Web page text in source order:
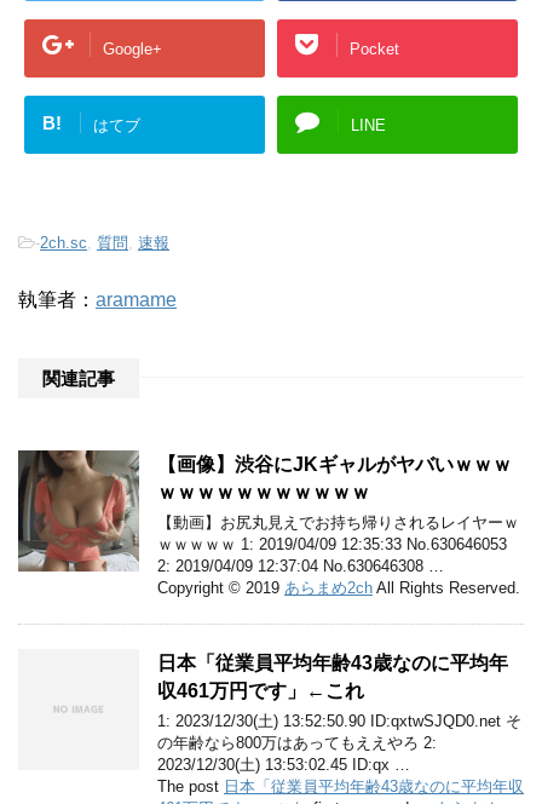
Google+ Pocket
B! はてブ LINE
-2ch.sc, 質問 , 速報
執筆者： aramame
関連記事
【画像】渋谷にJKギャルがヤバいｗｗｗ
ｗｗｗｗｗｗｗｗｗｗｗ
【動画】お尻丸見えでお持ち帰りされるレイヤーｗ
ｗｗｗｗｗ 1: 2019/04/09 12:35:33 No.630646053
2: 2019/04/09 12:37:04 No.630646308 …
Copyright © 2019 あらまめ2ch All Rights Reserved.
日本「従業員平均年齢43歳なのに平均年
収461万円です」←これ
1: 2023/12/30(土) 13:52:50.90 ID:qxtwSJQD0.net そ
の年齢なら800万はあってもええやろ 2:
2023/12/30(土) 13:53:02.45 ID:qx …
The post 日本「従業員平均年齢43歳なのに平均年収